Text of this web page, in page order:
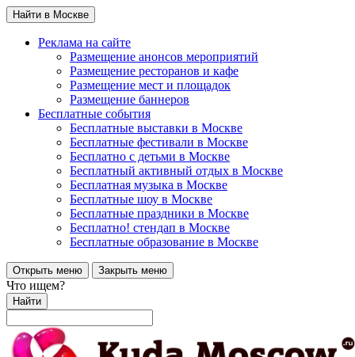
Найти в Москве
Реклама на сайте
Размещение анонсов мероприятий
Размещение ресторанов и кафе
Размещение мест и площадок
Размещение баннеров
Бесплатные события
Бесплатные выставки в Москве
Бесплатные фестивали в Москве
Бесплатно с детьми в Москве
Бесплатный активный отдых в Москве
Бесплатная музыка в Москве
Бесплатные шоу в Москве
Бесплатные праздники в Москве
Бесплатно! стендап в Москве
Бесплатные образование в Москве
Открыть меню Закрыть меню
Что ищем?
Найти